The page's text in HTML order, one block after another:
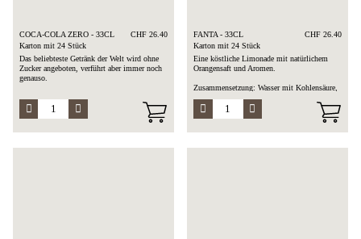
COCA-COLA ZERO - 33CL
CHF 26.40
Karton mit 24 Stück
Das beliebteste Getränk der Welt wird ohne
Zucker angeboten, verführt aber immer noch
genauso.
Farbstoffe, Säuerungsmittel, Süßungsmittel,
natürliche Aromen (einschließlich Koffein)
FANTA - 33CL
CHF 26.40
Karton mit 24 Stück
Eine köstliche Limonade mit natürlichem
Orangensaft und Aromen.
Zusammensetzung: Wasser mit Kohlensäure,
Zitronensaft aus Konzentrat,